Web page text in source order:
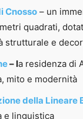
Cnosso – un
quadrati,
strutturale e
– la residenza di
mito e modernità
della Lineare
e linguistica